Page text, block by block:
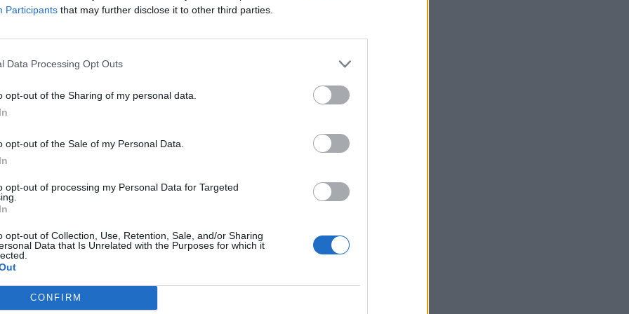
Participants that may further disclose it to other third parties.
Data Processing Opt Outs
opt-out of the Sharing of my personal data.
opt-out of the Sale of my Personal Data.
opt-out of processing my Personal Data for Targeted
opt-out of Collection, Use, Retention, Sale, and/or Sharing
Data that Is Unrelated with the Purposes for which it
CONFIRM
συνθέσεις, έπιπλα επαγγελματικού χώρου,
ευχέρεια στη διαμόρφωση
για κάθε ανάγκη, κάθε γούστο και για
σε σχέδια, χρώματα, υφάσματα και
Διπλή κρεβατοκάμαρα, παιδικό,
και επαγγελματικό χώρο.
/ Πολυμενάκου» συνεργάζόμαστε με
και σχεδιαστές.
101 Τηλέφωνο: 2731081787